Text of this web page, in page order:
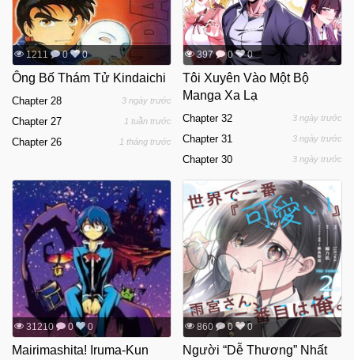
1211 0 0
Ông Bố Thám Tử Kindaichi
Chapter 28 3 ngày trước
Chapter 27 1 tuần trước
Chapter 26 1 tháng trước
397 0 0
Tôi Xuyên Vào Một Bộ
Manga Xa Lạ
Chapter 32 3 ngày trước
Chapter 31 3 ngày trước
Chapter 30 3 ngày trước
31210 0 0
Mairimashita! Iruma-Kun
860 0 0
Người “Dễ Thương” Nhất